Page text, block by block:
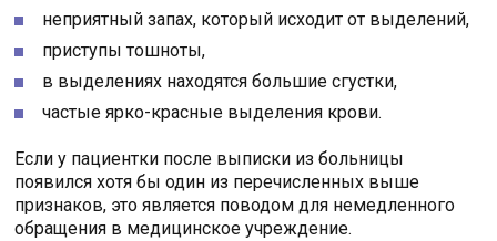
неприятный запах, который исходит от выделений,
приступы тошноты,
в выделениях находятся большие сгустки,
частые ярко-красные выделения крови.
Если у пациентки после выписки из больницы
появился хотя бы один из перечисленных выше
признаков, это является поводом для немедленного
обращения в медицинское учреждение.